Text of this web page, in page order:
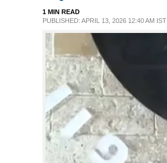
CASE DIARY
1 MIN READ
PUBLISHED: APRIL 13, 2026 12:40 AM IST